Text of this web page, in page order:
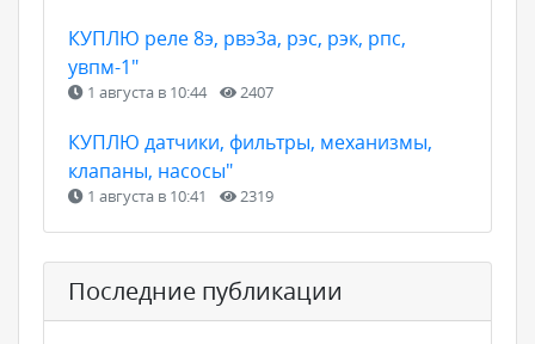
КУПЛЮ реле 8э, рвэ3а, рэс, рэк, рпс,
увпм-1"
1 августа в 10:44 2407
КУПЛЮ датчики, фильтры, механизмы,
клапаны, насосы"
1 августа в 10:41 2319
Последние публикации